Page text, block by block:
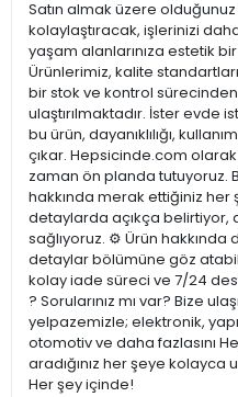
Satın almak üzere olduğunuz
kolaylaştıracak, işlerinizi
yaşam alanlarınıza estetik
Ürünlerimiz, kalite
bir stok ve kontrol
ulaştırılmaktadır. İster evde
bu ürün, dayanıklılığı,
çıkar. Hepsicinde.com
zaman ön planda tutuyoruz.
hakkında merak ettiğiniz her
detaylarda açıkça belirtiyor,
sağlıyoruz. ⚙️ Ürün
detaylar bölümüne göz
kolay iade süreci ve 7/24
? Sorularınız mı var? Bize
yelpazemizle; elektronik,
otomotiv ve daha fazlasını
aradığınız her şeye
Her şey içinde!